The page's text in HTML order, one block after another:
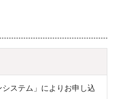
システム」によりお申し込